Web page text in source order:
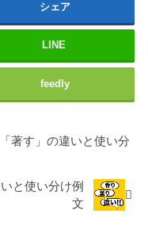
シェア
LINE
feedly
著す」の違いと使い分
と使い分け例
文